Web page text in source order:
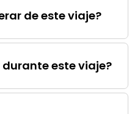
de este viaje?
durante este viaje?